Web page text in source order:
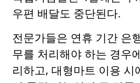
우편 배달도 중단된다.
전문가들은 연휴 기간 은
무를 처리해야 하는 경우
리하고, 대형마트 이용 시